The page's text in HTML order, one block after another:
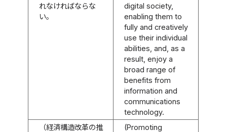
れなければならな
い。
digital society,
enabling them to
fully and creatively
use their individual
abilities, and, as a
result, enjoy a
broad range of
benefits from
information and
communications
technology.
（経済構造改革の推
(Promoting